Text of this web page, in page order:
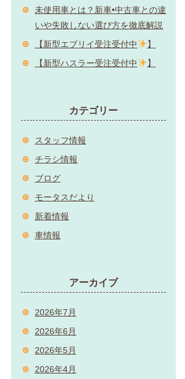
未使用車とは？新車•中古車との違
いや失敗しない選び方を徹底解説
【新型エブリイ受注受付中
】
【新型ハスラー受注受付中
】
カテゴリー
スタッフ情報
チラシ情報
ブログ
モータスだより
新着情報
車情報
アーカイブ
2026年7月
2026年6月
2026年5月
2026年4月